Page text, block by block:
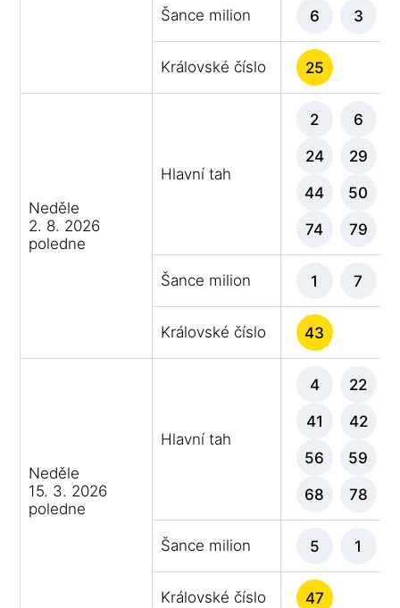
Šance milion 6 3
Královské číslo 25
Neděle
2. 8. 2026
poledne
Hlavní tah
2 6
24 29
44 50
74 79
Šance milion 1 7
Královské číslo 43
Neděle
15. 3. 2026
poledne
Hlavní tah
4 22
41 42
56 59
68 78
Šance milion 5 1
Královské číslo 47